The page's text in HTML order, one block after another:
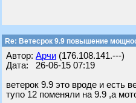
Re: Ветеcрок 9.9 повышение
Автор: Арчи (176.108.141.---)
Дата: 26-06-15 07:19
ветерок 9.9 это вроде и есть
тупо 12 поменяли на 9.9 ,а